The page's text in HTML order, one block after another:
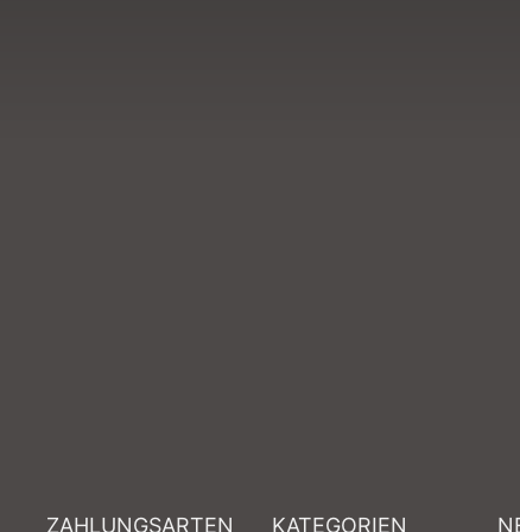
ZAHLUNGSARTEN KATEGORIEN